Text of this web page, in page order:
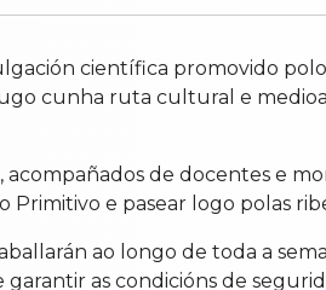
científica promovido
cunha ruta cultural e
de docentes e
e pasear logo polas
ao longo de toda a
as condicións de